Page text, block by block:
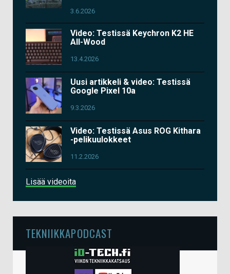
3.6.2026
Video: Testissä Keychron K2 HE
All-Wood
13.4.2026
Uusi artikkeli & video: Testissä
Google Pixel 10a
9.3.2026
Video: Testissä Asus ROG Kithara
-pelikuulokkeet
11.2.2026
Lisää videoita
TEKNIIKKAPODCAST